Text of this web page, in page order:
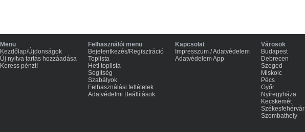
Menü
Kezdőlap/Újdonságok
Új nyitva tartás hozzáadása
Keress pénzt!
Felhasználói menü
Bejelentkezés/Regisztráció
Toplista
Heti toplista
Segítség
Szabályok
Felhasználási feltételek
Adatvédelmi Beállítások
Kapcsolat
Impresszum / Adatvédelem
Adatvédelem App
Városok
Budapest
Debrecen
Szeged
Miskolc
Pécs
Győr
Nyíregyháza
Kecskemét
Székesfehérvár
Szombathely